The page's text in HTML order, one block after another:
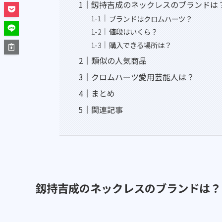
釼持吉成のネックレスのブランドは
ブランドはクロムハーツ？
値段はいくら？
購入できる場所は？
類似の人気商品
クロムハーツ愛用芸能人は？
まとめ
関連記事
釼持吉成のネックレスのブランドは？